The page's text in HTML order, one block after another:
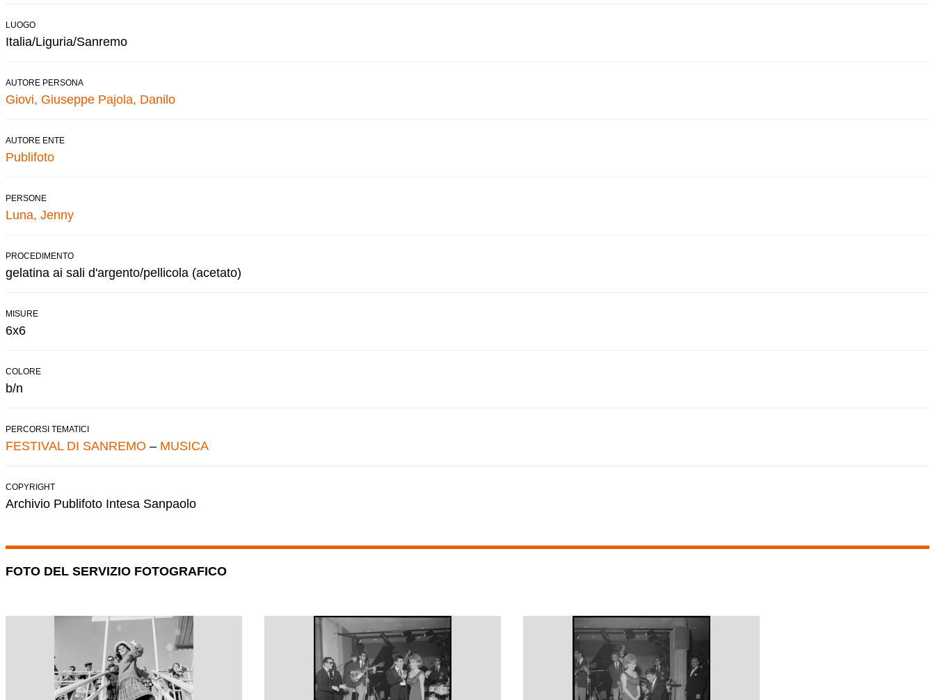
LUOGO
Italia/Liguria/Sanremo
AUTORE PERSONA
Giovi, Giuseppe Pajola, Danilo
AUTORE ENTE
Publifoto
PERSONE
Luna, Jenny
PROCEDIMENTO
gelatina ai sali d'argento/pellicola (acetato)
MISURE
6x6
COLORE
b/n
PERCORSI TEMATICI
FESTIVAL DI SANREMO – MUSICA
COPYRIGHT
Archivio Publifoto Intesa Sanpaolo
FOTO DEL SERVIZIO FOTOGRAFICO